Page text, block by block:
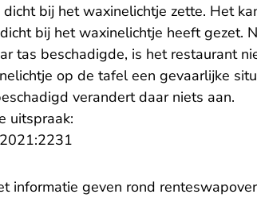
bij het waxinelichtje zette. Het
bij het waxinelichtje heeft gezet.
tas beschadigde, is het restaurant
op de tafel een gevaarlijke
verandert daar niets aan.
uitspraak:
informatie geven rond